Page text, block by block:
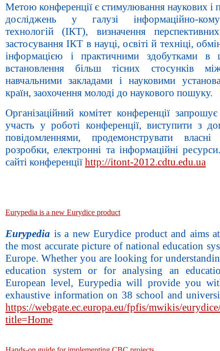
Метою конференції є стимулювання наукових і
досліджень у галузі інформаційно-
технологій (ІКТ), визначення
застосування ІКТ в науці, освіті й техніці,
інформацією і практичними здобутками в
встановлення більш тісних стосунків
навчальними закладами і науковими
країн, заохочення молоді до наукового пошуку.
Організаційний комітет конференції
участь у роботі конференції, виступити з
повідомленнями, продемонструвати власні
розробки, електронні та інформаційні
сайті конференції http://itont-2012.cdtu.edu.ua
Eurypedia is a new Eurydice product
Eurypedia is a new Eurydice product and aims
the most accurate picture of national education
Europe. Whether you are looking for
education system or for analysing an
European level, Eurypedia will provide you
exhaustive information on 38 school and
https://webgate.ec.europa.eu/fpfis/mwikis/
title=Home